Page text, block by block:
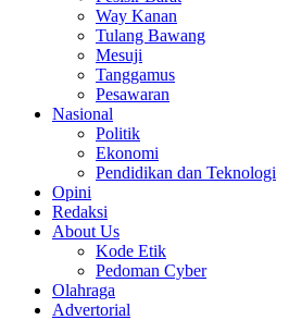
Way Kanan
Tulang Bawang
Mesuji
Tanggamus
Pesawaran
Nasional
Politik
Ekonomi
Pendidikan dan Teknologi
Opini
Redaksi
About Us
Kode Etik
Pedoman Cyber
Olahraga
Advertorial